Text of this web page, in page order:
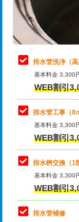
業）
排水管工事（
排水管工事（
え）
マス交換（土
マス交換（深さ
マス交換（深
コンクリート斫
コンクリート
モルタル補修（
止水・漏水調査
理・調整・分
止水・漏水調
理・調整・分解
止水・漏水調
理・調整・分
その他部品の脱
交換・取付（
交換・取付(単
式）)
交換・取付(混
式・ワンホール
排水管洗浄（高
基本料金 3,300
WEB割引
排水管工事（8
基本料金 3,300
WEB割引
排水桝交換（1
基本料金 3,300
WEB割引
排水管補修